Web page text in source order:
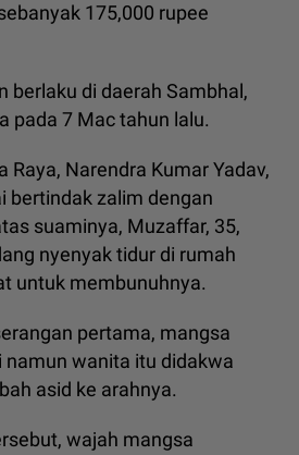
175,000 rupee
berlaku di daerah Sambhal,
pada 7 Mac tahun lalu.
Raya, Narendra Kumar Yadav,
bertindak zalim dengan
suaminya, Muzaffar, 35,
nyenyak tidur di rumah
untuk membunuhnya.
pertama, mangsa
namun wanita itu didakwa
asid ke arahnya.
wajah mangsa